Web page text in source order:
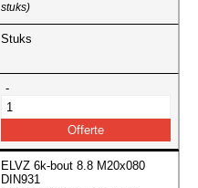
stuks)
Stuks
-
ELVZ 6k-bout 8.8 M20x080
DIN931